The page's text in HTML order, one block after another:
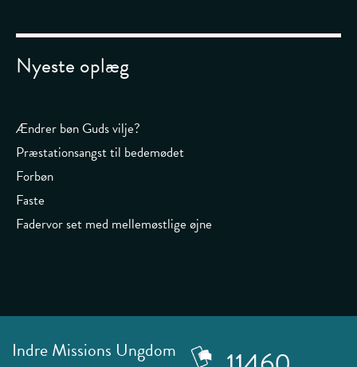
Nyeste oplæg
Ændrer bøn Guds vilje?
Præstationsangst til bedemødet
Forbøn
Faste
Fadervor set med mellemøstlige øjne
Indre Missions Ungdom